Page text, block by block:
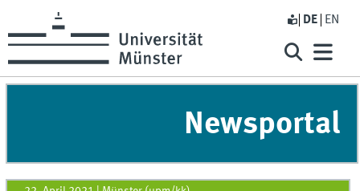
DE EN
Newsportal